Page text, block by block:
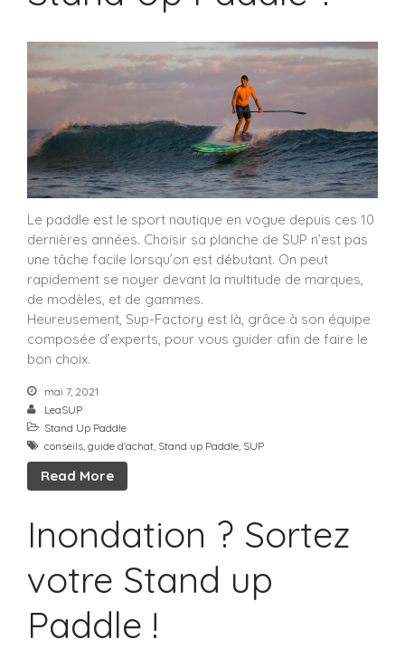
Le paddle est le sport nautique en vogue depuis ces 10
dernières années. Choisir sa planche de SUP n’est pas
une tâche facile lorsqu’on est débutant. On peut
rapidement se noyer devant la multitude de marques,
de modèles, et de gammes.
Heureusement, Sup-Factory est là, grâce à son équipe
composée d’experts, pour vous guider afin de faire le
bon choix.
mai 7, 2021
LeaSUP
Stand Up Paddle
conseils, guide d'achat, Stand up Paddle, SUP
Read More
Inondation ? Sortez
votre Stand up
Paddle !